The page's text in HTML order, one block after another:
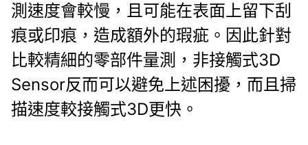
測速度會較慢，且可能在表面上留下刮
痕或印痕，造成額外的瑕疵。因此針對
比較精細的零部件量測，非接觸式3D
Sensor反而可以避免上述困擾，而且掃
描速度較接觸式3D更快。